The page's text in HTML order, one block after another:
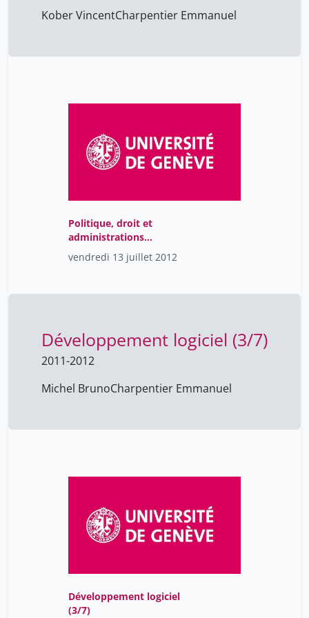
Kober VincentCharpentier Emmanuel
Politique, droit et
administrations
publiques (6/6)
vendredi 13 juillet 2012
Développement logiciel (3/7)
2011-2012
Michel BrunoCharpentier Emmanuel
Développement logiciel
(3/7)